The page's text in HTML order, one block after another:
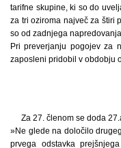
tarifne skupine, ki so do
za tri oziroma največ za štiri
so od zadnjega
Pri preverjanju pogojev za
zaposleni pridobil v obdobju
Za 27. členom se doda
»Ne glede na določilo
prvega odstavka